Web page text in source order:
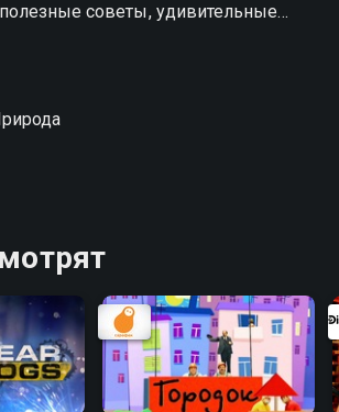
полезные советы, удивительные
домашние видео